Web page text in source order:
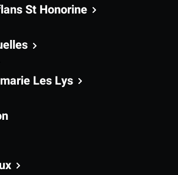
St Honorine
Les Lys